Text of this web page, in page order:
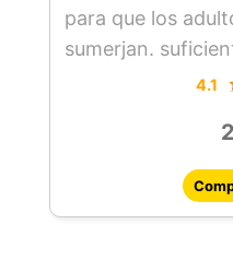
para que los
sumerjan.
El diseño de tres
piscina para
durante el uso,
4.1